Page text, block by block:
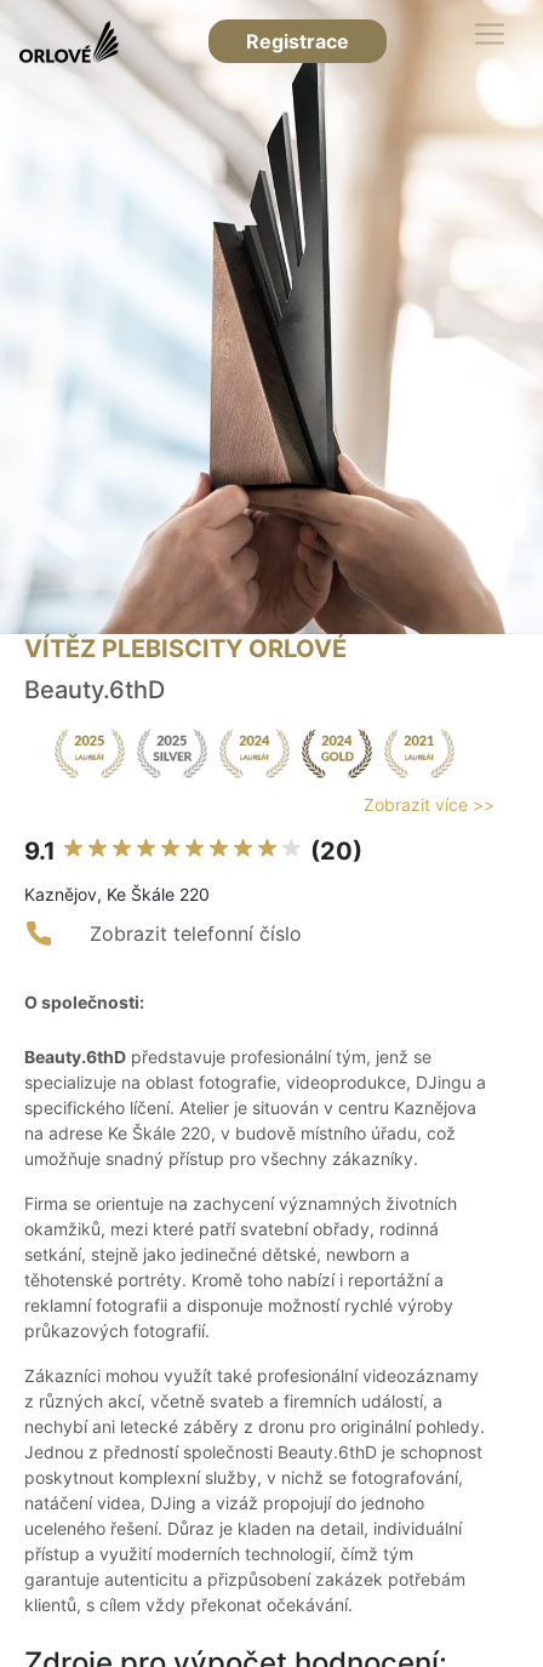
Registrace
VÍTĚZ PLEBISCITY ORLOVÉ
Beauty.6thD
Zobrazit více >>
9.1 (20)
Kaznějov, Ke Škále 220
Zobrazit telefonní číslo
O společnosti:
Beauty.6thD představuje profesionální tým, jenž se
specializuje na oblast fotografie, videoprodukce, DJingu a
specifického líčení. Atelier je situován v centru Kaznějova
na adrese Ke Škále 220, v budově místního úřadu, což
umožňuje snadný přístup pro všechny zákazníky.
Firma se orientuje na zachycení významných životních
okamžiků, mezi které patří svatební obřady, rodinná
setkání, stejně jako jedinečné dětské, newborn a
těhotenské portréty. Kromě toho nabízí i reportážní a
reklamní fotografii a disponuje možností rychlé výroby
průkazových fotografií.
Zákazníci mohou využít také profesionální videozáznamy
z různých akcí, včetně svateb a firemních událostí, a
nechybí ani letecké záběry z dronu pro originální pohledy.
Jednou z předností společnosti Beauty.6thD je schopnost
poskytnout komplexní služby, v nichž se fotografování,
natáčení videa, DJing a vizáž propojují do jednoho
uceleného řešení. Důraz je kladen na detail, individuální
přístup a využití moderních technologií, čímž tým
garantuje autenticitu a přizpůsobení zakázek potřebám
klientů, s cílem vždy překonat očekávání.